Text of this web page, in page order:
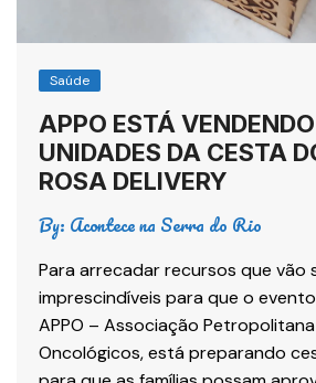
Saúde
APPO ESTÁ
UNIDADES DA CESTA
ROSA DELIVERY
By: Acontece na Serra do Rio
Para arrecadar recursos que vão
imprescindíveis para que o
APPO – Associação
Oncológicos, está preparando